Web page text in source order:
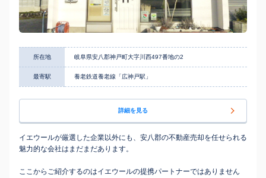
所在地 岐阜県安八郡神戸町大字川西497番地の2
最寄駅 養老鉄道養老線「広神戸駅」
詳細を見る
イエウールが厳選した企業以外にも、安八郡の不動産売却を任せられる
魅力的な会社はまだまだあります。
ここからご紹介するのはイエウールの提携パートナーではありません